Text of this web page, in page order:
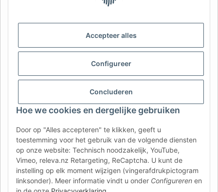
Accepteer alles
Configureer
Concluderen
Hoe we cookies en dergelijke gebruiken
Door op "Alles accepteren" te klikken, geeft u
toestemming voor het gebruik van de volgende diensten
op onze website: Technisch noodzakelijk, YouTube,
Vimeo, releva.nz Retargeting, ReCaptcha. U kunt de
instelling op elk moment wijzigen (vingerafdrukpictogram
linksonder). Meer informatie vindt u onder Configureren en
CH (IT) BE (NL) BE (FR) NL
USA
SE FI CZ HU SK
RO HR
AFATEK Nederland| Uw specialist in aanhangeronderdelen
en onderdelen voor bedrijfsvoertuigen
Technisch advies:moc.ketafa@ofni| BTW (DE):
DE354251646
Rechtstreekse verzending vanuit ons centraal magazijn in
Duitsland.Aanbod voor professionals: intracommunautaire